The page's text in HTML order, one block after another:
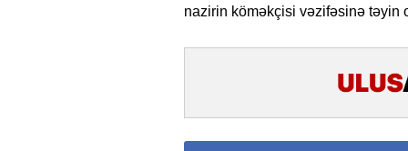
nazirin köməkçisi vəzifəsinə təyin